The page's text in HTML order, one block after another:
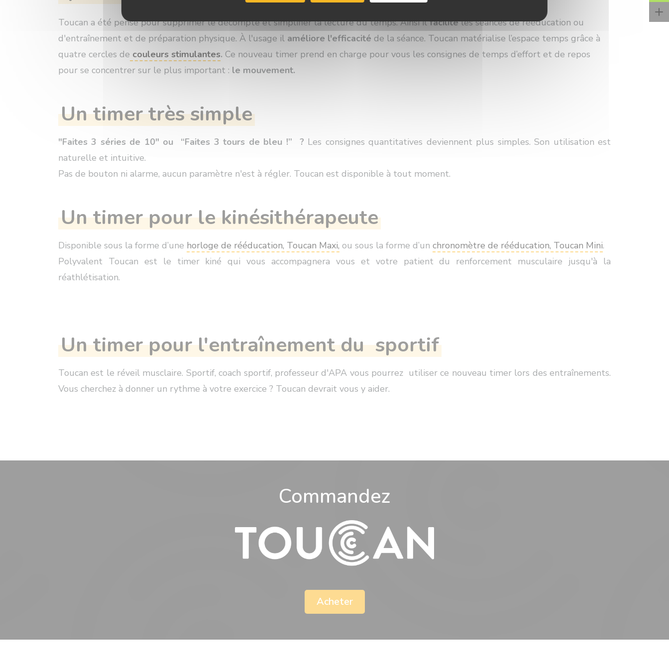
Toucan a été pensé pour supprimer le décompte et simplifier la lecture du temps. Ainsi ilfaciliteles séances de rééducation ou
d'entraînement et de préparation physique. À l'usage il améliore l'efficacité de la séance. Toucan matérialise l’espace temps grâce à
quatre cercles de couleurs stimulantes. Ce nouveau timer prend en charge pour vous les consignes de temps d’effort et de repos
pour se concentrer sur le plus important : le mouvement.
Un timer très simple
"Faites 3 séries de 10" ou “Faites 3 tours de bleu !” ? Les consignes quantitatives deviennent plus simples. Son utilisation est
naturelle et intuitive.
Pas de bouton ni alarme, aucun paramètre n'est à régler. Toucan est disponible à tout moment.
Un timer pour le kinésithérapeute
Disponible sous la forme d’une horloge de rééducation, Toucan Maxi, ou sous la forme d’un chronomètre de rééducation, Toucan Mini.
Polyvalent Toucan est le timer kiné qui vous accompagnera vous et votre patient du renforcement musculaire jusqu'à la
réathlétisation.
Un timer pour l'entraînement du sportif
Toucan est le réveil musclaire. Sportif, coach sportif, professeur d'APA vous pourrez utiliser ce nouveau timer lors des entraînements.
Vous cherchez à donner un rythme à votre exercice ? Toucan devrait vous y aider.
Commandez
Acheter